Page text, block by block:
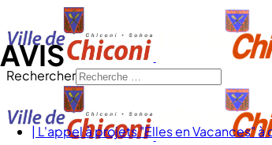
Rechercher
AVIS
| L'appel à projets "Elles en Vacances"